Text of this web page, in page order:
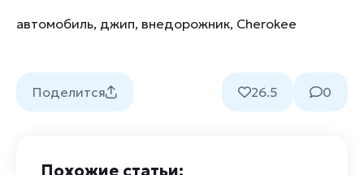
автомобиль, джип, внедорожник, Cherokee
Поделится 26.5 0
Похожие статьи: